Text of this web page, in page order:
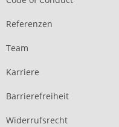
Referenzen
Team
Karriere
Barrierefreiheit
Widerrufsrecht